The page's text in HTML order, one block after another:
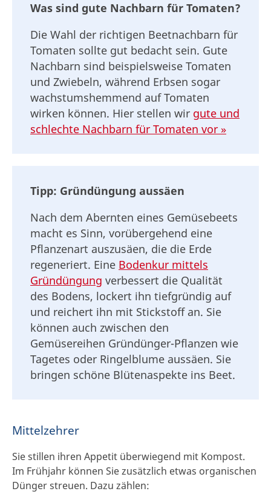
Was sind gute Nachbarn für Tomaten?
Die Wahl der richtigen Beetnachbarn für
Tomaten sollte gut bedacht sein. Gute
Nachbarn sind beispielsweise Tomaten
und Zwiebeln, während Erbsen sogar
wachstumshemmend auf Tomaten
wirken können. Hier stellen wir gute und
schlechte Nachbarn für Tomaten vor »
Tipp: Gründüngung aussäen
Nach dem Abernten eines Gemüsebeets
macht es Sinn, vorübergehend eine
Pflanzenart auszusäen, die die Erde
regeneriert. Eine Bodenkur mittels
Gründüngung verbessert die Qualität
des Bodens, lockert ihn tiefgründig auf
und reichert ihn mit Stickstoff an. Sie
können auch zwischen den
Gemüsereihen Gründünger-Pflanzen wie
Tagetes oder Ringelblume aussäen. Sie
bringen schöne Blütenaspekte ins Beet.
Mittelzehrer
Sie stillen ihren Appetit überwiegend mit Kompost.
Im Frühjahr können Sie zusätzlich etwas organischen
Dünger streuen. Dazu zählen: